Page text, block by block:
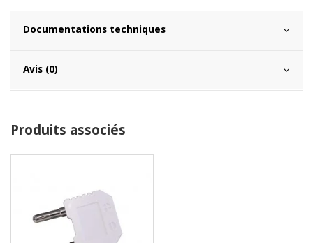
Documentations techniques
Avis (0)
Produits associés